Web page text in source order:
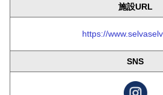
施設URL
https://
SNS